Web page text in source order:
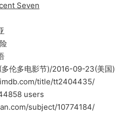
Seven
伦多电影节)/2016-09-23(美国)
title/tt2404435/
users
subject/10774184/